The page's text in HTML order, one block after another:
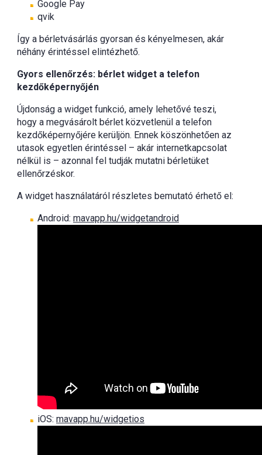
Google Pay
qvik
Így a bérletvásárlás gyorsan és kényelmesen, akár
néhány érintéssel elintézhető.
Gyors ellenőrzés: bérlet widget a telefon
kezdőképernyőjén
Újdonság a widget funkció, amely lehetővé teszi,
hogy a megvásárolt bérlet közvetlenül a telefon
kezdőképernyőjére kerüljön. Ennek köszönhetően az
utasok egyetlen érintéssel – akár internetkapcsolat
nélkül is – azonnal fel tudják mutatni bérletüket
ellenőrzéskor.
A widget használatáról részletes bemutató érhető el:
Android: mavapp.hu/widgetandroid
iOS: mavapp.hu/widgetios